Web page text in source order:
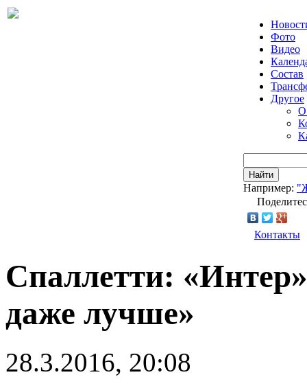
Фото
Видео
Состав
Другое
О
Найти
Например:
Контакты
Спаллетти:
даже лучше»
28.3.2016, 20:08